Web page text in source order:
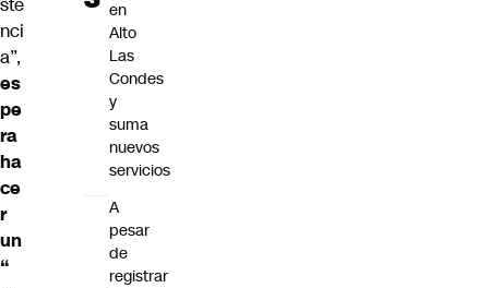
nci
a”,
es
pe
ra
ha
ce
r
un
“
en
Alto
Las
Condes
y
suma
nuevos
servicios
A
pesar
de
registrar